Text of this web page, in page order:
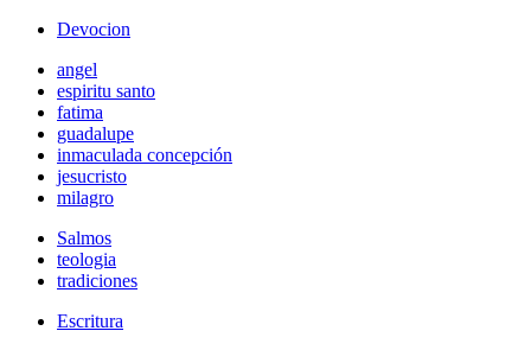
Devocion
angel
espiritu santo
fatima
guadalupe
inmaculada concepción
jesucristo
milagro
Salmos
teologia
tradiciones
Escritura